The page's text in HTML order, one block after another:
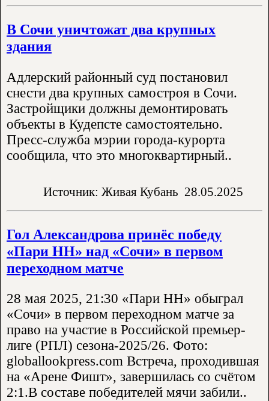
В Сочи уничтожат два крупных
здания
Адлерский районный суд постановил
снести два крупных самостроя в Сочи.
Застройщики должны демонтировать
объекты в Кудепсте самостоятельно.
Пресс-служба мэрии города-курорта
сообщила, что это многоквартирный..
Источник: Живая Кубань 28.05.2025
Гол Александрова принёс победу
«Пари НН» над «Сочи» в первом
переходном матче
28 мая 2025, 21:30 «Пари НН» обыграл
«Сочи» в первом переходном матче за
право на участие в Российской премьер-
лиге (РПЛ) сезона-2025/26. Фото:
globallookpress.com Встреча, проходившая
на «Арене Фишт», завершилась со счётом
2:1.В составе победителей мячи забили..